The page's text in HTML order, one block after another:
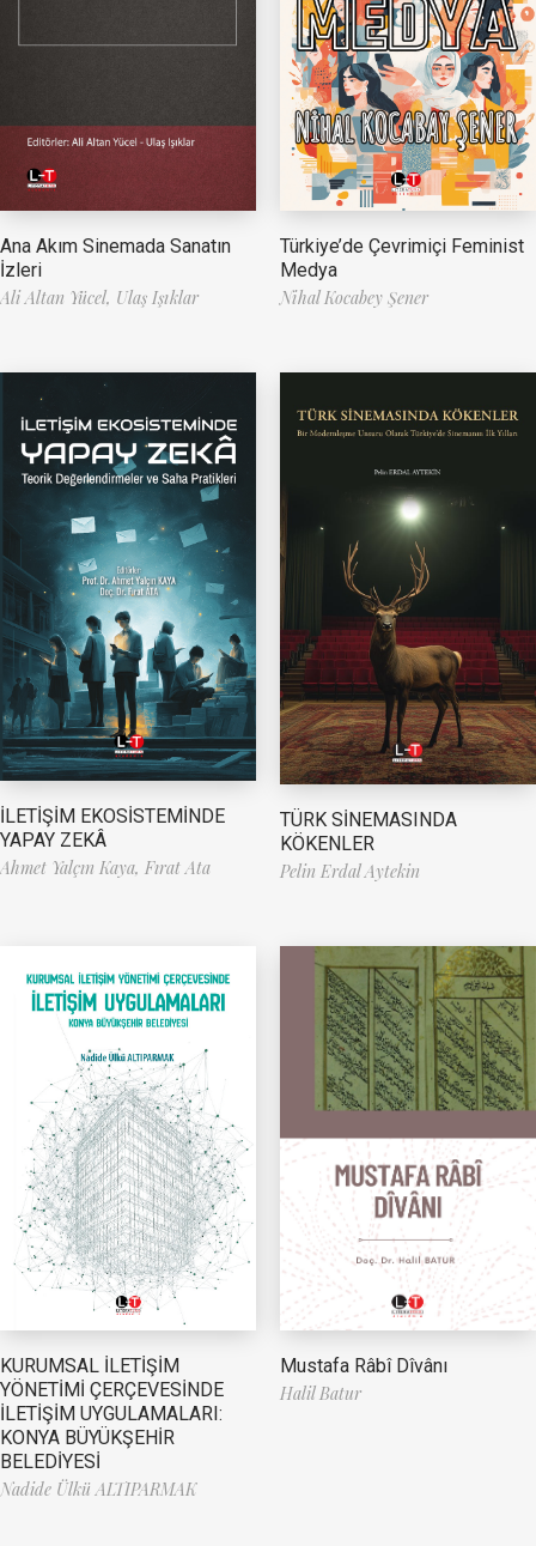
Ana Akım Sinemada Sanatın
İzleri
Ali Altan Yücel, Ulaş Işıklar
Türkiye’de Çevrimiçi Feminist
Medya
Nihal Kocabey Şener
İLETİŞİM EKOSİSTEMİNDE
YAPAY ZEKÂ
Ahmet Yalçın Kaya, Fırat Ata
TÜRK SİNEMASINDA
KÖKENLER
Pelin Erdal Aytekin
KURUMSAL İLETİŞİM
YÖNETİMİ ÇERÇEVESİNDE
İLETİŞİM UYGULAMALARI:
KONYA BÜYÜKŞEHİR
BELEDİYESİ
Nadide Ülkü ALTIPARMAK
Mustafa Râbî Dîvânı
Halil Batur